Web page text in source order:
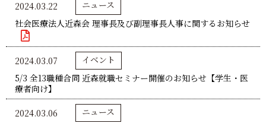
2024.03.22
ニュース
社会医療法人近森会 理事長及び副理事長人事に関するお知らせ
2024.03.07
イベント
5/3 全13職種合同 近森就職セミナー開催のお知らせ【学生・医
療者向け】
2024.03.06
ニュース